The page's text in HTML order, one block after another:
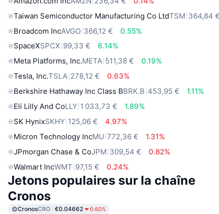
Taiwan Semiconductor Manufacturing Co LtdTSM 364,84
Broadcom IncAVGO 366,12 €
0.55%
SpaceXSPCX 99,33 €
6.14%
Meta Platforms, Inc.META 511,38 €
0.19%
Tesla, Inc.TSLA 278,12 €
0.63%
Berkshire Hathaway Inc Class BBRK.B 453,95 €
1.11%
Eli Lilly And CoLLY 1 033,73 €
1.89%
SK HynixSKHY 125,06 €
4.97%
Micron Technology IncMU 772,36 €
1.31%
JPmorgan Chase & CoJPM 309,54 €
0.82%
Walmart IncWMT 97,15 € 0.24%
Jetons populaires sur la chaîne
Cronos
CronosCRO €0.04662 0.60%